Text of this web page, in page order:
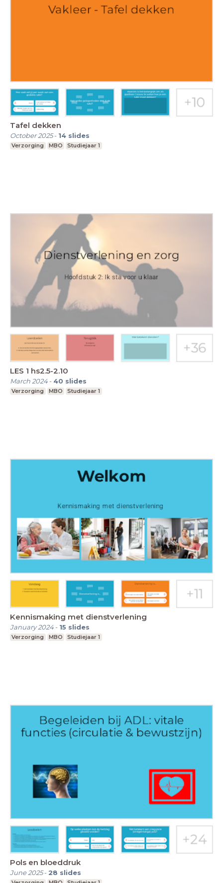
Tafel dekken
October 2025- 14 slides
Verzorging MBO Studiejaar 1
LES 1 hs2.5-2.10
March 2024- 40 slides
Verzorging MBO Studiejaar 1
Kennismaking met dienstverlening
January 2024- 15 slides
Verzorging MBO Studiejaar 1
Pols en bloeddruk
June 2025- 28 slides